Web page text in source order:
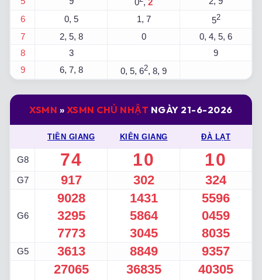
6
0, 5 1, 7 52
7 2, 5, 8 0
0, 4, 5, 6
8
3
9
9
6, 7, 8 0, 5, 62, 8, 9
XSMN » XSMN CHỦ NHẬT NGÀY 21-6-2026
TIỀN GIANG KIÊN GIANG ĐÀ LẠT
G8 74 10 10
G7 917 302 324
G6
9028
3295
7773
1431
5864
3045
5596
0459
8035
G5 3613 8849 9357
27065
36835
40305